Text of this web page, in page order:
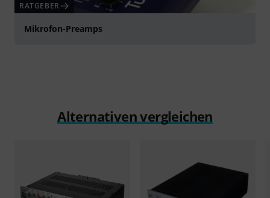
RATGEBER
Mikrofon-Preamps
Alternativen vergleichen